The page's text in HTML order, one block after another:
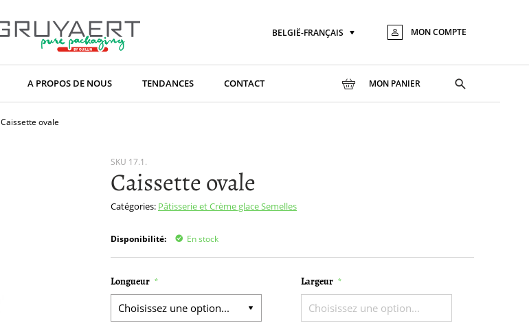
Langue
BELGIË-FRANÇAIS MON COMPTE
A PROPOS DE NOUS TENDANCES CONTACT MON PANIER
Toggle
search
Caissette ovale
SKU 17.1.
Caissette ovale
Catégories: Pâtisserie et Crème glaceSemelles
Disponibilité: En stock
Longueur Largeur